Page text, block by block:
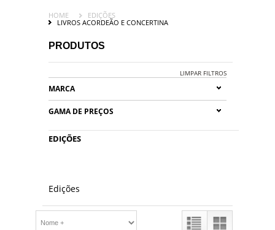
HOME
EDIÇÕES
LIVROS ACORDEÃO E CONCERTINA
PRODUTOS
LIMPAR FILTROS
MARCA
GAMA DE PREÇOS
EDIÇÕES
Edições